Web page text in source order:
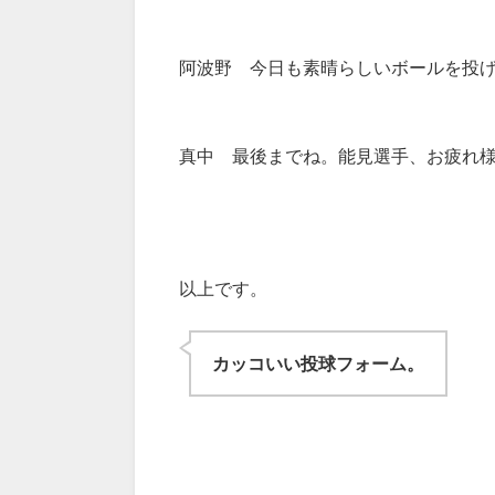
阿波野 今日も素晴らしいボールを投げ
真中 最後までね。能見選手、お疲れ様
以上です。
カッコいい投球フォーム。